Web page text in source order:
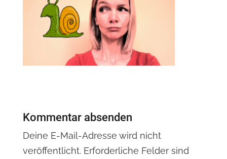
Kommentar absenden
Deine E-Mail-Adresse wird nicht
veröffentlicht. Erforderliche Felder sind